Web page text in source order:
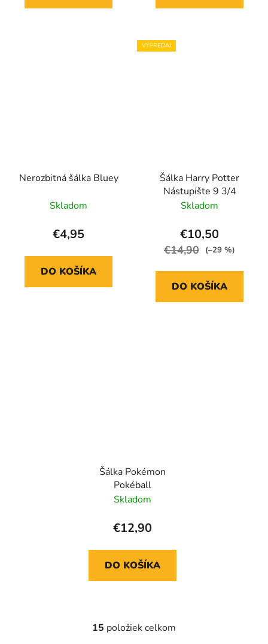
Nerozbitná šálka Bluey
Skladom
€4,95
DO KOŠÍKA
VÝPREDAJ
Šálka Harry Potter
Nástupište 9 3/4
Skladom
€10,50
€14,90 (–29 %)
DO KOŠÍKA
Šálka Pokémon
Pokéball
Skladom
€12,90
DO KOŠÍKA
O
15 položiek celkom